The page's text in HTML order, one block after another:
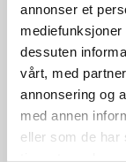
annonser et
dessuten
vårt, med
annonsering og
med annen
eller som de har